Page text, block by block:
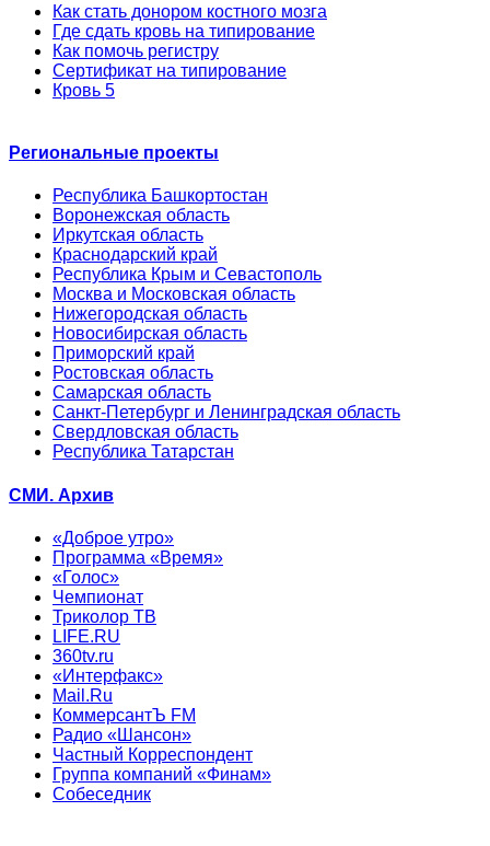
Как стать донором костного мозга
Где сдать кровь на типирование
Как помочь регистру
Сертификат на типирование
Кровь 5
Региональные проекты
Республика Башкортостан
Воронежская область
Иркутская область
Краснодарский край
Республика Крым и Севастополь
Москва и Московская область
Нижегородская область
Новосибирская область
Приморский край
Ростовская область
Самарская область
Санкт-Петербург и Ленинградская область
Свердловская область
Республика Татарстан
СМИ. Архив
«Доброе утро»
Программа «Время»
«Голос»
Чемпионат
Триколор ТВ
LIFE.RU
360tv.ru
«Интерфакс»
Mail.Ru
КоммерсантЪ FM
Радио «Шансон»
Частный Корреспондент
Группа компаний «Финам»
Собеседник